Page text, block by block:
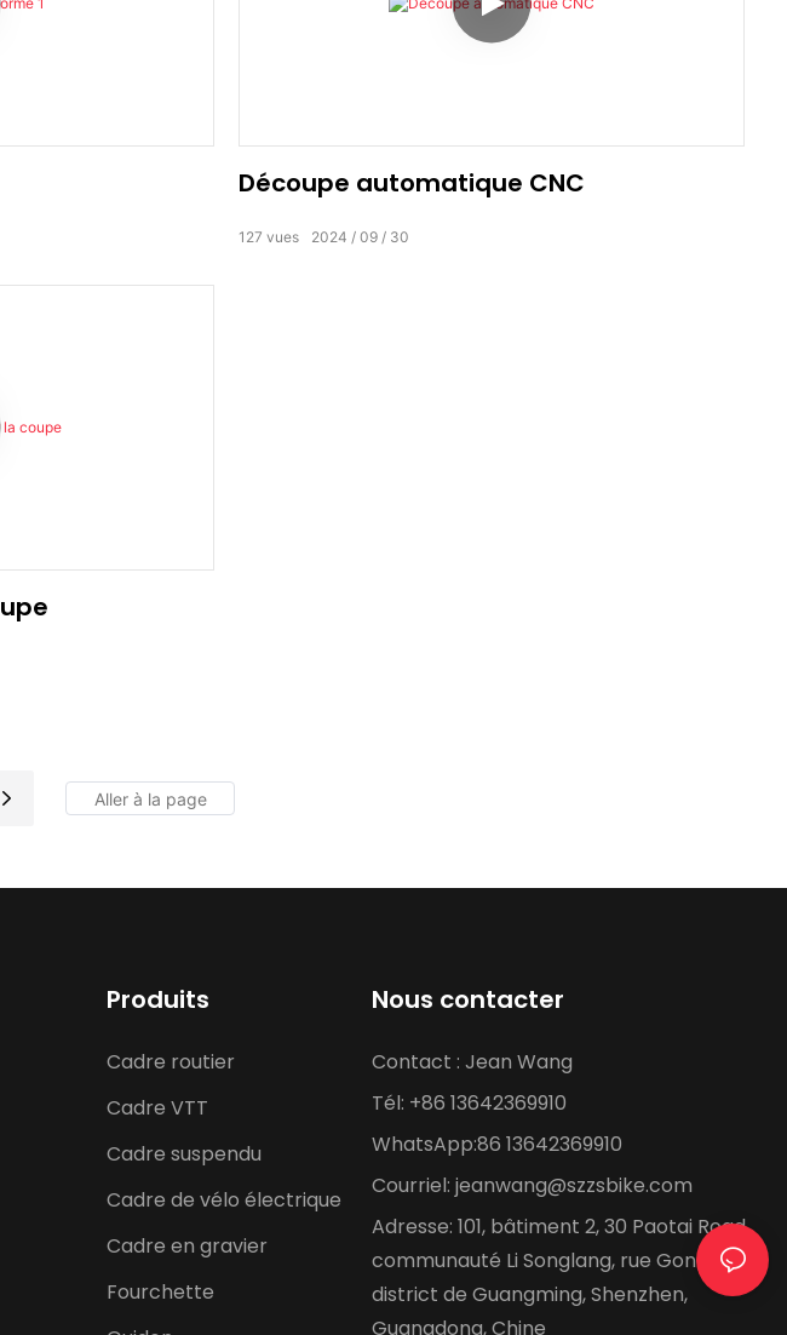
Découpe automatique CNC
2024 09 30
127 vues
Produits
Cadre routier
Cadre VTT
Cadre suspendu
Cadre de vélo électrique
Cadre en gravier
Fourchette
Nous contacter
Contact : Jean Wang
Tél: +86 13642369910
WhatsApp:86 13642369910
Courriel: jeanwang@szzsbike.com
Adresse: 101, bâtiment 2, 30 Paotai Road,
communauté Li Songlang, rue Gongming,
district de Guangming, Shenzhen,
Guangdong, Chine